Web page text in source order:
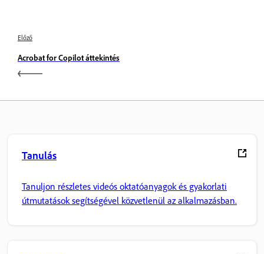
Előző
Acrobat for Copilot áttekintés
Tanulás
Tanuljon részletes videós oktatóanyagok és gyakorlati
útmutatások segítségével közvetlenül az alkalmazásban.